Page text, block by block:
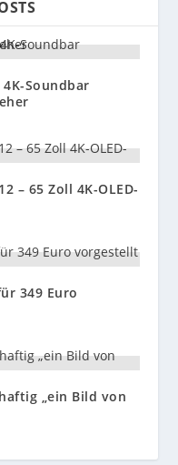
Soundbar
– 65 Zoll 4K-OLED-
349 Euro
„ein Bild von